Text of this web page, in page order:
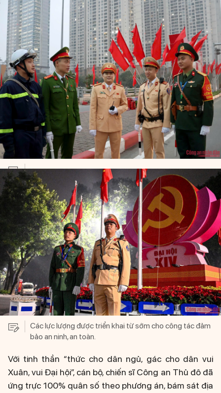
Các lực lượng được triển khai từ sớm cho công tác đảm
bảo an ninh, an toàn.
Với tinh thần “thức cho dân ngủ, gác cho dân vui
Xuân, vui Đại hội”, cán bộ, chiến sĩ Công an Thủ đô đã
ứng trực 100% quân số theo phương án, bám sát địa